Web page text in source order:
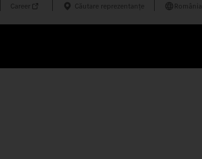
Career Căutare reprezentanțe România